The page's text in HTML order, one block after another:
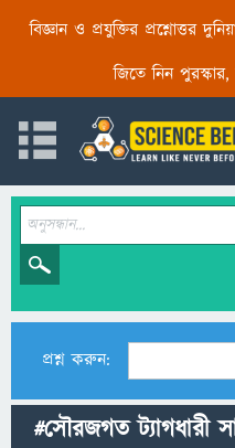
বিজ্ঞান ও প্রযুক্তির প্রশ্নোত্তর
জিতে নিন পুরস্কার,
প্রশ্ন করুন:
#সৌরজগত ট্যাগধারী